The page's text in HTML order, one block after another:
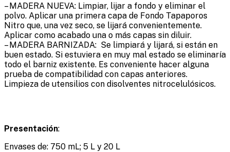
– MADERA NUEVA: Limpiar, lijar a fondo y eliminar el
polvo. Aplicar una primera capa de Fondo Tapaporos
Nitro que, una vez seco, se lijará convenientemente.
Aplicar como acabado una o más capas sin diluir.
– MADERA BARNIZADA: Se limpiará y lijará, si están en
buen estado. Si estuviera en muy mal estado se eliminaría
todo el barniz existente. Es conveniente hacer alguna
prueba de compatibilidad con capas anteriores.
Limpieza de utensilios con disolventes nitrocelulósicos.
Presentación:
Envases de: 750 mL; 5 L y 20 L